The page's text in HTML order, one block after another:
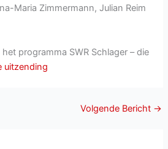
Maria Zimmermann, Julian Reim
programma SWR Schlager – die
uitzending
Volgende Bericht →